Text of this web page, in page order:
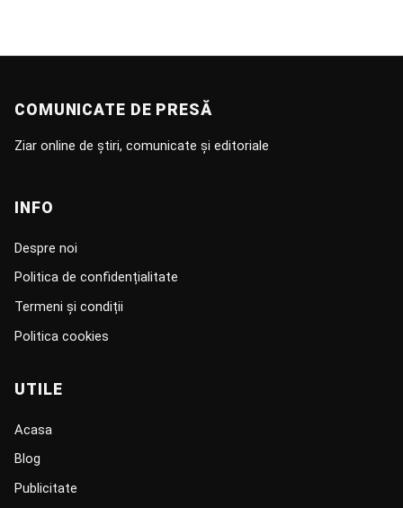
COMUNICATE DE PRESĂ
Ziar online de știri, comunicate și editoriale
INFO
Despre noi
Politica de confidențialitate
Termeni și condiții
Politica cookies
UTILE
Acasa
Blog
Publicitate